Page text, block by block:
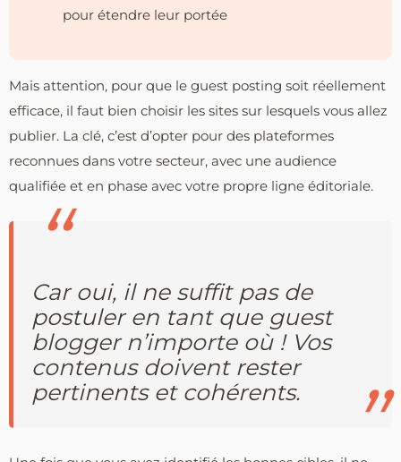
pour étendre leur portée
Mais attention, pour que le guest posting soit réellement
efficace, il faut bien choisir les sites sur lesquels vous allez
publier. La clé, c’est d’opter pour des plateformes
reconnues dans votre secteur, avec une audience
qualifiée et en phase avec votre propre ligne éditoriale.
Car oui, il ne suffit pas de
postuler en tant que guest
blogger n’importe où ! Vos
contenus doivent rester
pertinents et cohérents.